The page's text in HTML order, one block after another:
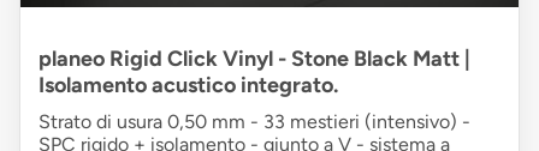
planeo Rigid Click Vinyl - Stone Black Matt |
Isolamento acustico integrato.
Strato di usura 0,50 mm - 33 mestieri (intensivo) -
SPC rigido + isolamento - giunto a V - sistema a